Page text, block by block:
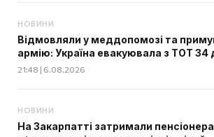
НОВИНИ
Відмовляли у меддопомозі та
армію: Україна евакуювала з ТОТ 34
21:48 | 6.08.2026
НОВИНИ
На Закарпатті затримали